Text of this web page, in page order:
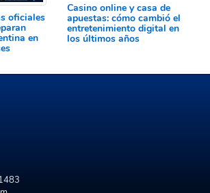
oficiales
en
Casino online y casa de
apuestas: cómo cambió el
entretenimiento digital en
los últimos años